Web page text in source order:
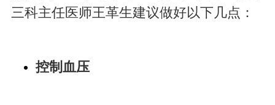
三科主任医师王革生建议做好以下几点：
控制血压